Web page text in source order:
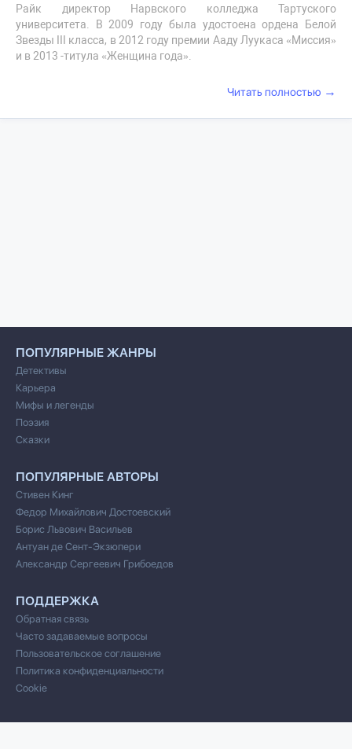
Райк директор Нарвского колледжа Тартуского
университета. В 2009 году была удостоена ордена Белой
Звезды III класса, в 2012 году премии Ааду Луукаса «Миссия»
и в 2013 -титула «Женщина года».
Читать полностью →
ПОПУЛЯРНЫЕ ЖАНРЫ
Детективы
Карьера
Мифы и легенды
Поэзия
Сказки
ПОПУЛЯРНЫЕ АВТОРЫ
Стивен Кинг
Федор Михайлович Достоевский
Борис Львович Васильев
Антуан де Сент-Экзюпери
Александр Сергеевич Грибоедов
ПОДДЕРЖКА
Обратная связь
Часто задаваемые вопросы
Пользовательское соглашение
Политика конфиденциальности
Cookie